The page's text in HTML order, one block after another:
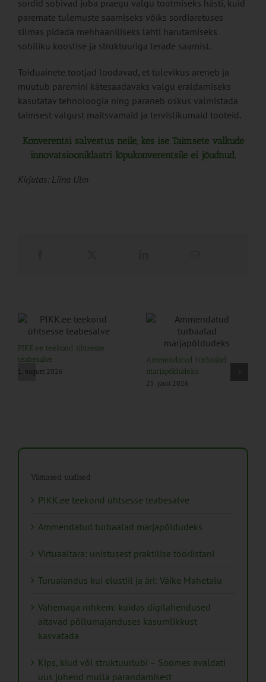
sordid sobivad juba praegu valgu tootmiseks hästi, kuid
paremate tulemuste saamiseks võiks sordiaretuses
silmas pidada mehhaaniliseks lahti harutamiseks
sobiliku koostise ja struktuuriga terade saamist.
Toiduainete tootjad loodavad, et tulevikus areneb ja
muutub paremini kätesaadavaks valgu eraldamiseks
kasutatav tehnoloogia ning paraneb oskus valmistada
taimsest valgust maitsvamaid ja tervislikumaid tooteid.
Konverentsi salvestus neile, kes ise Taimsete valkude
innovatsiooniklastri lõpukonverentsile ei jõudnud.
Kirjutas: Liina Ulm
PIKK.ee teekond ühtsesse
teabesalve
1. august 2026
Ammendatud turbaalad
marjapõldudeks
25. juuli 2026
Viimased uudised
PIKK.ee teekond ühtsesse teabesalve
Ammendatud turbaalad marjapõldudeks
Virtuaaltara: unistusest praktilise tööriistani
Turuaiandus kui elustiil ja äri: Väike Mahetalu
Vähemaga rohkem: kuidas digilahendused
aitavad põllumajanduses kasumlikkust
kasvatada
Kips, kiud või struktuurlubi – Soomes avaldati
uus juhend mulla parandamisest